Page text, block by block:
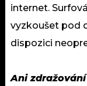
internet.
vyzkoušet pod
dispozici
Ani